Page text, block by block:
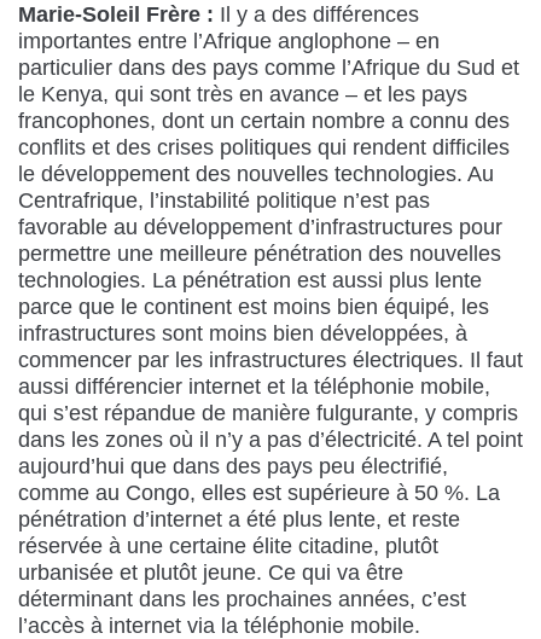
Marie-Soleil Frère : Il y a des différences
importantes entre l’Afrique anglophone – en
particulier dans des pays comme l’Afrique du Sud et
le Kenya, qui sont très en avance – et les pays
francophones, dont un certain nombre a connu des
conflits et des crises politiques qui rendent difficiles
le développement des nouvelles technologies. Au
Centrafrique, l’instabilité politique n’est pas
favorable au développement d’infrastructures pour
permettre une meilleure pénétration des nouvelles
technologies. La pénétration est aussi plus lente
parce que le continent est moins bien équipé, les
infrastructures sont moins bien développées, à
commencer par les infrastructures électriques. Il faut
aussi différencier internet et la téléphonie mobile,
qui s’est répandue de manière fulgurante, y compris
dans les zones où il n’y a pas d’électricité. A tel point
aujourd’hui que dans des pays peu électrifié,
comme au Congo, elles est supérieure à 50 %. La
pénétration d’internet a été plus lente, et reste
réservée à une certaine élite citadine, plutôt
urbanisée et plutôt jeune. Ce qui va être
déterminant dans les prochaines années, c’est
l’accès à internet via la téléphonie mobile.